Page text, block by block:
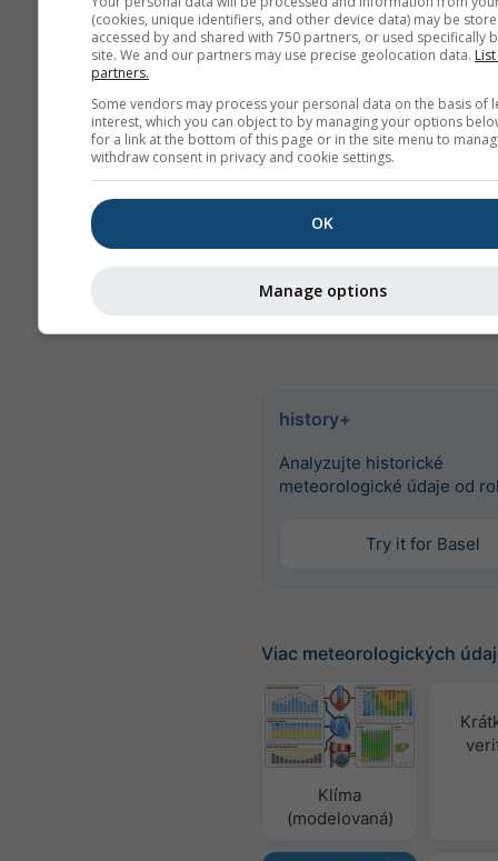
mesačné agregácie.
Ponúkame aj predaj
údajov. Pre viac
prosím kontaktujte
(
Hodinové historické údaje o
roku 1940 pre Tampa je
prostredníctvom služby
Stiahnite si premenné, ako
CSV pre akékoľvek miesto na
history+
Analyzujte historické
meteorologické údaje od
Try it for Basel
Viac meteorologických
Klíma
(modelovaná)
(cookies, unique identifiers, and other device data) may be
accessed by and shared with 750 partners, or used specifically
site. We and our partners may use precise geolocation data.
partners.
Some vendors may process your personal data on the basis of
interest, which you can object to by managing your options
for a link at the bottom of this page or in the site menu to
withdraw consent in privacy and cookie settings.
OK
Manage options